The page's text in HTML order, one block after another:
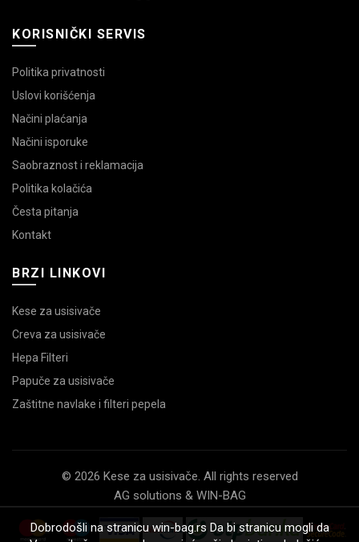
KORISNIČKI SERVIS
Politika privatnosti
Uslovi korišćenja
Načini plaćanja
Načini isporuke
Saobraznost i reklamacija
Politika kolačića
Česta pitanja
Kontakt
BRZI LINKOVI
Kese za usisivače
Creva za usisivače
Hepa Filteri
Papuče za usisivače
Zaštitne navlake i filteri pepela
© 2026 Kese za usisivače. All rights reserved
AG solutions & WIN-BAG
Dobrodošli na stranicu win-bag.rs Da bi stranicu mogli da